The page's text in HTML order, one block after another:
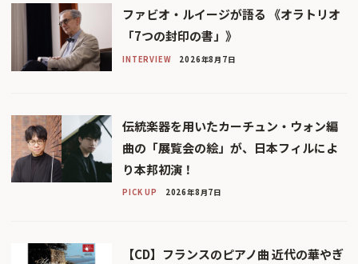
ファビオ・ルイージが語る 《オラトリオ
「7つの封印の書」》
INTERVIEW 2026年8月7日
伝統楽器を用いたカーチュン・ウォン編
曲の「展覧会の絵」が、日本フィルによ
り本邦初演！
PICK UP 2026年8月7日
【CD】フランスのピアノ曲 近代の華やぎ